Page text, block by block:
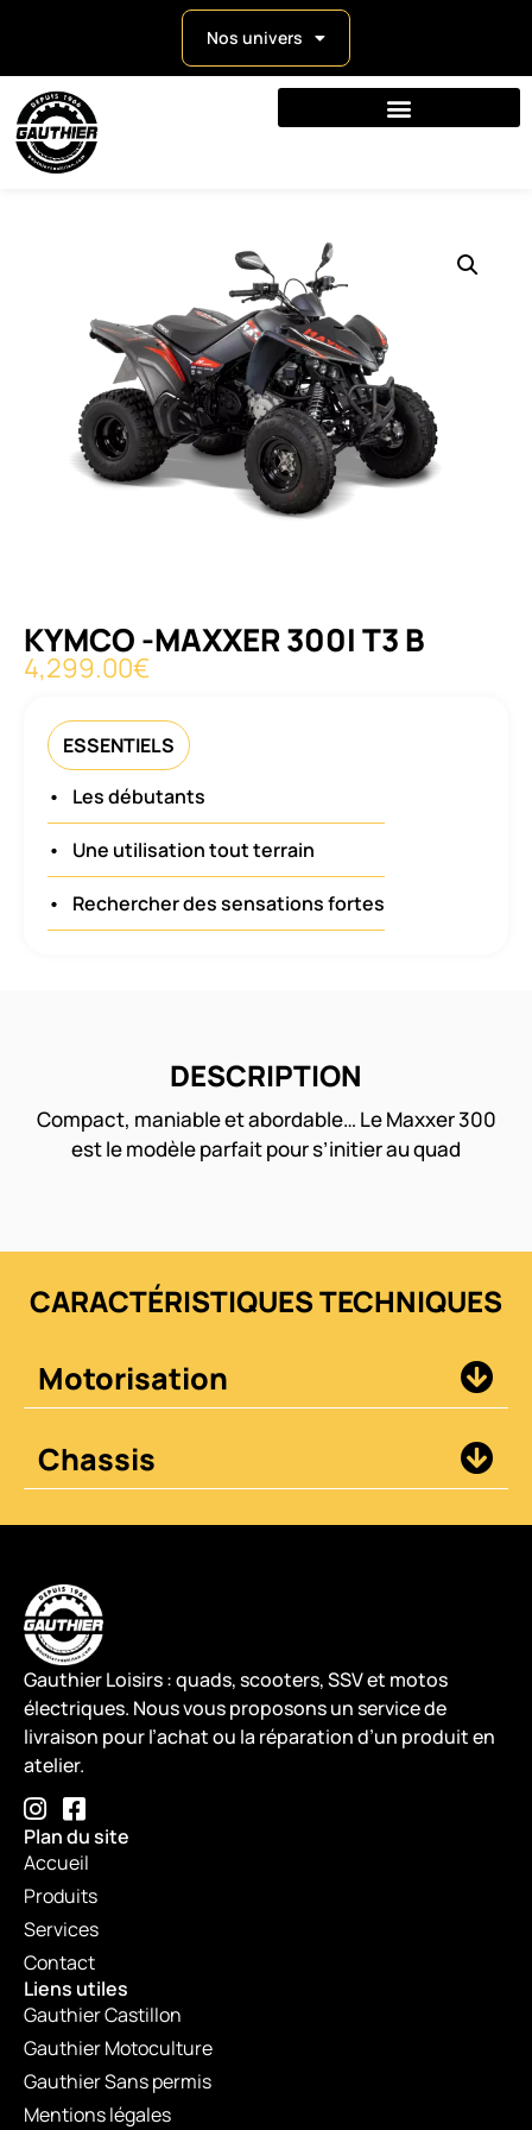
Nos univers
KYMCO -MAXXER 300I T3 B
4,299.00€
ESSENTIELS
•
Les débutants
• Une utilisation tout terrain
• Rechercher des sensations fortes
DESCRIPTION
Compact, maniable et abordable… Le Maxxer 300
est le modèle parfait pour s’initier au quad
CARACTÉRISTIQUES TECHNIQUES
Motorisation
Chassis
Gauthier Loisirs : quads, scooters, SSV et motos
électriques. Nous vous proposons un service de
livraison pour l’achat ou la réparation d’un produit en
atelier.
Plan du site
Accueil
Produits
Services
Contact
Liens utiles
Gauthier Castillon
Gauthier Motoculture
Gauthier Sans permis
Mentions légales